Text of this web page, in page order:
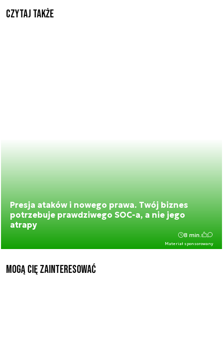
Czytaj także
Presja ataków i nowego prawa. Twój biznes
potrzebuje prawdziwego SOC-a, a nie jego
atrapy
Materiał sponsorowany
8 min.
Mogą Cię zainteresować